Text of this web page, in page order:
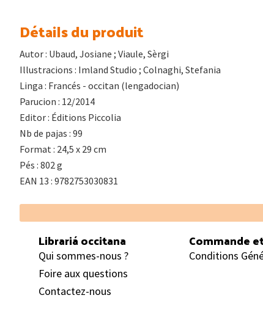
Détails du produit
Autor : Ubaud, Josiane ; Viaule, Sèrgi
Illustracions : Imland Studio ; Colnaghi, Stefania
Linga : Francés - occitan (lengadocian)
Parucion : 12/2014
Editor : Éditions Piccolia
Nb de pajas : 99
Format : 24,5 x 29 cm
Pés : 802 g
EAN 13 : 9782753030831
Footer
Librariá occitana
Qui sommes-nous ?
Foire aux questions
Contactez-nous
Commande
Conditions